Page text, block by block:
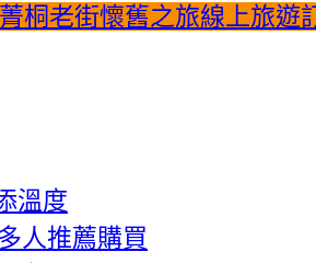
桐老街懷舊之旅線上旅遊
溫度
人推薦購買